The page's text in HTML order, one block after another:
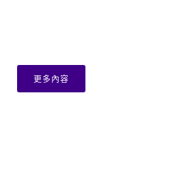
更多內容